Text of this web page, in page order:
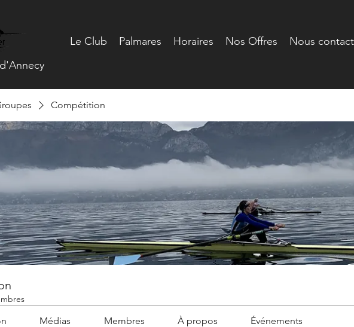
Le Club Palmares Horaires Nos Offres Nous
Compétition
Médias Membres À propos Événements